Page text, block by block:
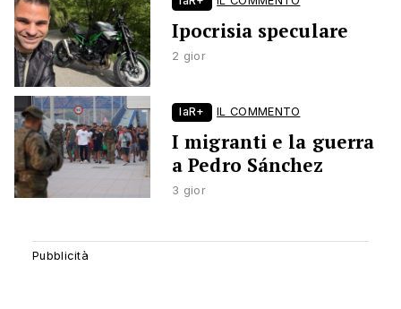
Ipocrisia speculare
2 gior
laR+ IL COMMENTO
I migranti e la guerra
a Pedro Sánchez
3 gior